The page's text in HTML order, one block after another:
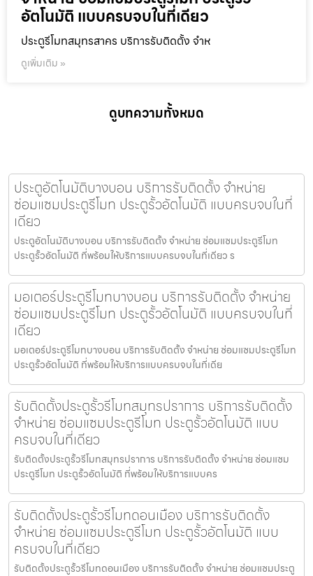
อัตโนมัติ แบบครบจบในที่เดียว
ประตูรีโมทสมุทรสาคร บริการรับติดตั้ง จำห
ดูเพิ่มเติม »
ดูบทความทั้งหมด
ประตูอัตโนมัติบางบอน บริการรับติดตั้ง จำหน่าย
ซ่อมแซมประตูรีโมท ประตูรั้วอัตโนมัติ แบบครบจบในที่
เดียว
ประตูอัตโนมัติบางบอน บริการรับติดตั้ง จำหน่าย ซ่อมแซมประตูรีโมท
ประตูรั้วอัตโนมัติ ที่พร้อมให้บริการแบบครบจบในที่เดียว ร
มอเตอร์ประตูรีโมทบางบอน บริการรับติดตั้ง จำหน่าย
ซ่อมแซมประตูรีโมท ประตูรั้วอัตโนมัติ แบบครบจบในที่
เดียว
มอเตอร์ประตูรีโมทบางบอน บริการรับติดตั้ง จำหน่าย ซ่อมแซมประตูรีโมท
ประตูรั้วอัตโนมัติ ที่พร้อมให้บริการแบบครบจบในที่เดีย
รับติดตั้งประตูรั้วรีโมทสมุทรปราการ บริการรับติดตั้ง
จำหน่าย ซ่อมแซมประตูรีโมท ประตูรั้วอัตโนมัติ แบบ
ครบจบในที่เดียว
รับติดตั้งประตูรั้วรีโมทสมุทรปราการ บริการรับติดตั้ง จำหน่าย ซ่อมแซม
ประตูรีโมท ประตูรั้วอัตโนมัติ ที่พร้อมให้บริการแบบคร
รับติดตั้งประตูรั้วรีโมทดอนเมือง บริการรับติดตั้ง
จำหน่าย ซ่อมแซมประตูรีโมท ประตูรั้วอัตโนมัติ แบบ
ครบจบในที่เดียว
รับติดตั้งประตูรั้วรีโมทดอนเมือง บริการรับติดตั้ง จำหน่าย ซ่อมแซมประตู